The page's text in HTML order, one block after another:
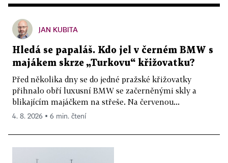
JAN KUBITA
Hledá se papaláš. Kdo jel v černém BMW s
majákem skrze „Turkovu“ křižovatku?
Před několika dny se do jedné pražské křižovatky
přihnalo obří luxusní BMW se začerněnými skly a
blikajícím majáčkem na střeše. Na červenou...
4. 8. 2026 ▪ 6 min. čtení